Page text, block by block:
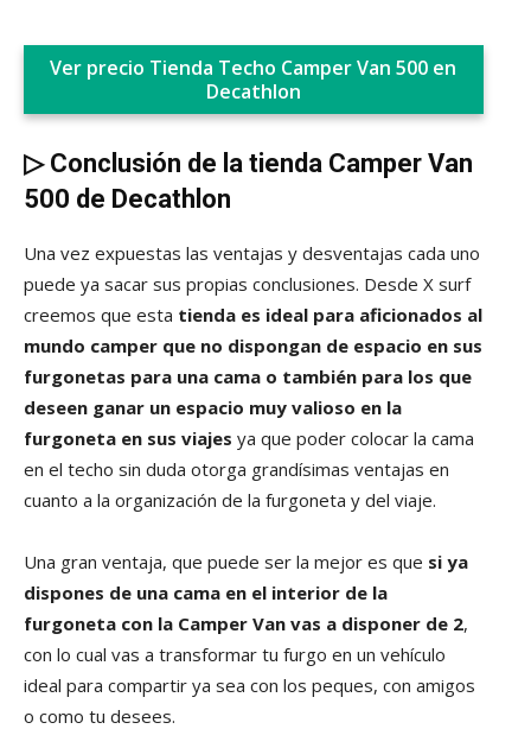
Ver precio Tienda Techo Camper Van 500 en
Decathlon
▷Conclusión de la tienda Camper Van
500 de Decathlon
Una vez expuestas las ventajas y desventajas cada uno
puede ya sacar sus propias conclusiones. Desde X surf
creemos que esta tienda es ideal para aficionados al
mundo camper que no dispongan de espacio en sus
furgonetas para una cama o también para los que
deseen ganar un espacio muy valioso en la
furgoneta en sus viajes ya que poder colocar la cama
en el techo sin duda otorga grandísimas ventajas en
cuanto a la organización de la furgoneta y del viaje.
Una gran ventaja, que puede ser la mejor es que si ya
dispones de una cama en el interior de la
furgoneta con la Camper Van vas a disponer de 2,
con lo cual vas a transformar tu furgo en un vehículo
ideal para compartir ya sea con los peques, con amigos
o como tu desees.